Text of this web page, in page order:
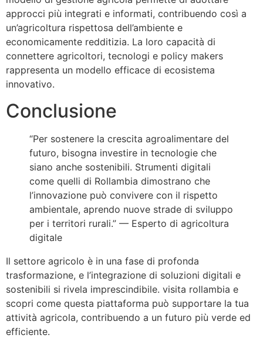
approcci più integrati e informati, contribuendo così a
un’agricoltura rispettosa dell’ambiente e
economicamente redditizia. La loro capacità di
connettere agricoltori, tecnologi e policy makers
rappresenta un modello efficace di ecosistema
innovativo.
Conclusione
“Per sostenere la crescita agroalimentare del
futuro, bisogna investire in tecnologie che
siano anche sostenibili. Strumenti digitali
come quelli di Rollambia dimostrano che
l’innovazione può convivere con il rispetto
ambientale, aprendo nuove strade di sviluppo
per i territori rurali.” — Esperto di agricoltura
digitale
Il settore agricolo è in una fase di profonda
trasformazione, e l’integrazione di soluzioni digitali e
sostenibili si rivela imprescindibile. visita rollambia e
scopri come questa piattaforma può supportare la tua
attività agricola, contribuendo a un futuro più verde ed
efficiente.